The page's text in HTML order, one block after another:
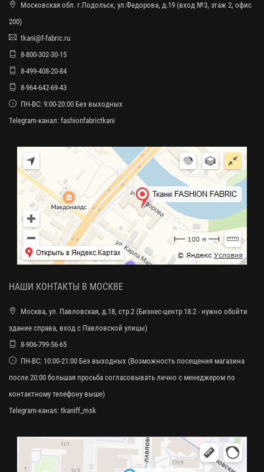
Московская обл. г.Подольск, ул.Федорова, д.19 (вход №3, этаж 2, офис
200)
tkani@f-fabric.ru
8-800-302-30-15
8-499-408-20-84
8-964-642-69-43
ПН-ВС: 9:00-20:00 Без выходных
Telegram-канал: fashionfabrictkani
НАШИ КОНТАКТЫ В МОСКВЕ
Москва, ул. Павловская, д.18, стр.2 (Бизнес-центр 18.2 - нужно обойти
здание справа, вход с Павловской улицы)
8-906-799-56-65
ПН-ВС: 10:00-21:00 Без выходных (Возможность посещения магазина
после 20:00 большая просьба согласовывать лично с менеджером по
контактному телефону выше)
Telegram-канал: tkaniff_msk